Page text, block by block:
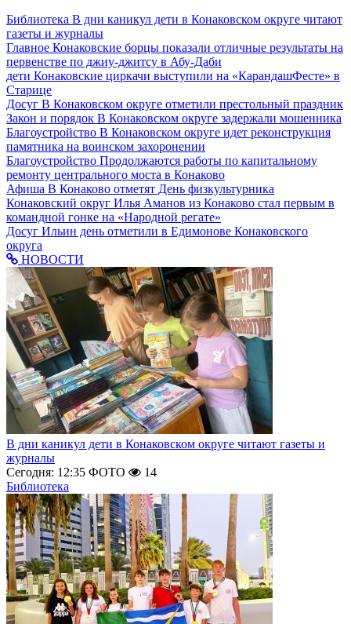
Библиотека В дни каникул дети в Конаковском округе читают
газеты и журналы
Главное Конаковские борцы показали отличные результаты на
первенстве по джиу-джитсу в Абу-Даби
дети Конаковские циркачи выступили на «КарандашФесте» в
Старице
Досуг В Конаковском округе отметили престольный праздник
Закон и порядок В Конаковском округе задержали мошенника
Благоустройство В Конаковском округе идет реконструкция
памятника на воинском захоронении
Благоустройство Продолжаются работы по капитальному
ремонту центрального моста в Конаково
Афиша В Конаково отметят День физкультурника
Конаковский округ Илья Аманов из Конаково стал первым в
командной гонке на «Народной регате»
Досуг Ильин день отметили в Едимонове Конаковского
округа
НОВОСТИ
В дни каникул дети в Конаковском округе читают газеты и
журналы
Сегодня: 12:35 ФОТО
14
Библиотека